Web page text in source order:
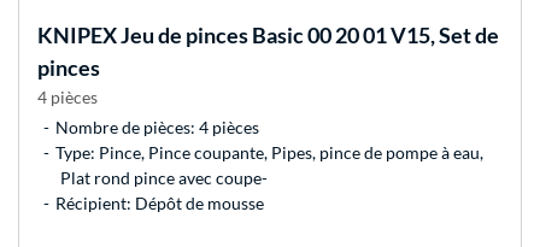
KNIPEXJeu de pinces Basic 00 20 01 V15, Set de
pinces
4 pièces
Nombre de pièces: 4 pièces
Type: Pince, Pince coupante, Pipes, pince de pompe à eau,
Plat rond pince avec coupe-
Récipient: Dépôt de mousse